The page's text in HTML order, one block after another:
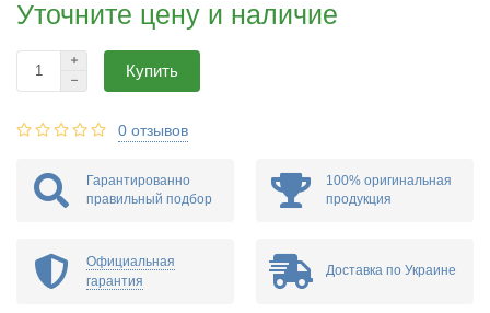
Уточните цену и наличие
Купить
0 отзывов
Гарантированно
правильный подбор
100% оригинальная
продукция
Официальная
гарантия
Доставка по Украине